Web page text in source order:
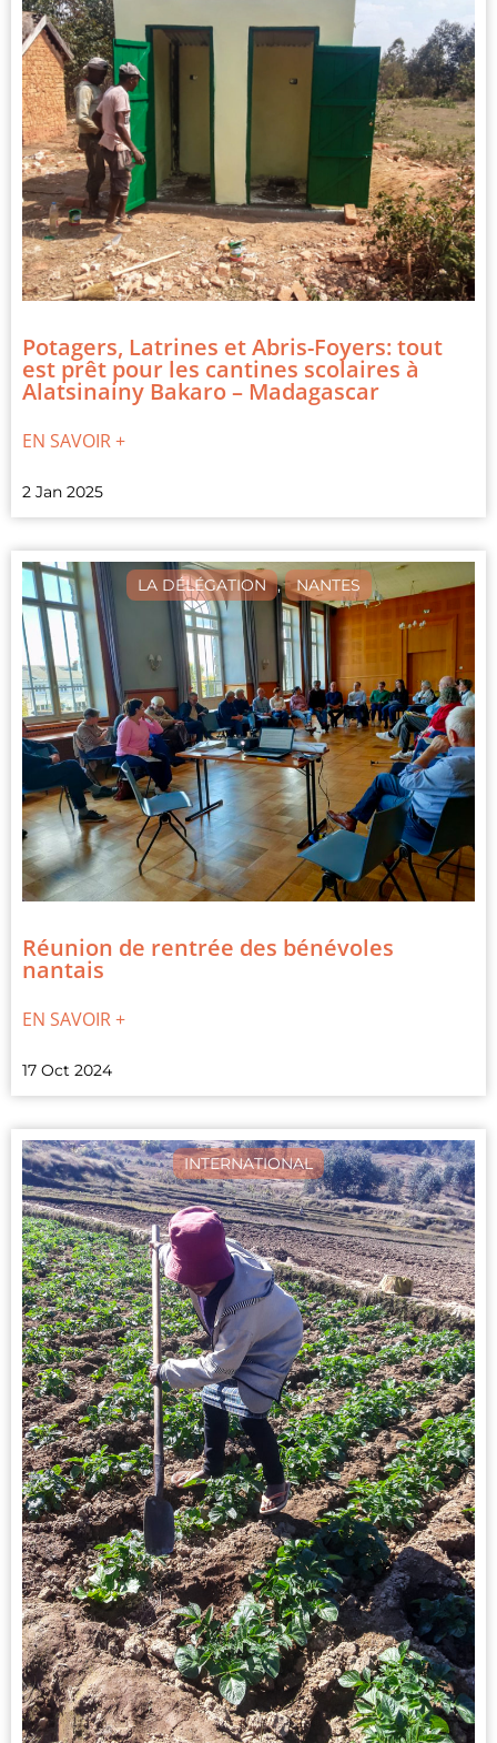
Potagers, Latrines et Abris-Foyers: tout
est prêt pour les cantines scolaires à
Alatsinainy Bakaro – Madagascar
EN SAVOIR +
2 Jan 2025
LA DÉLÉGATION , NANTES
Réunion de rentrée des bénévoles
nantais
EN SAVOIR +
17 Oct 2024
INTERNATIONAL